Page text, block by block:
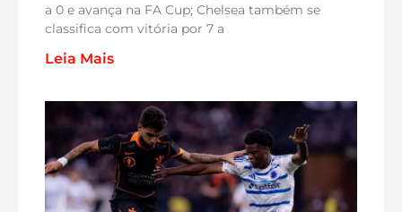
a 0 e avança na FA Cup; Chelsea também se
classifica com vitória por 7 a
Leia Mais